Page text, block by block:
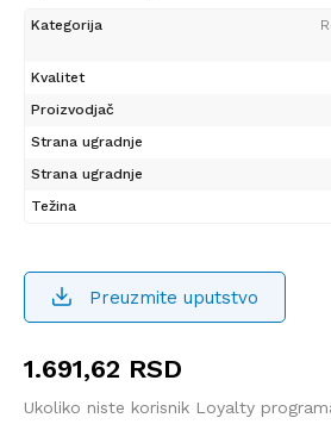
Kategorija
Kvalitet
Proizvodjač
Strana ugradnje
Strana ugradnje
Težina
Preuzmite uputstvo
1.691,62 RSD
Ukoliko niste korisnik Loyalty